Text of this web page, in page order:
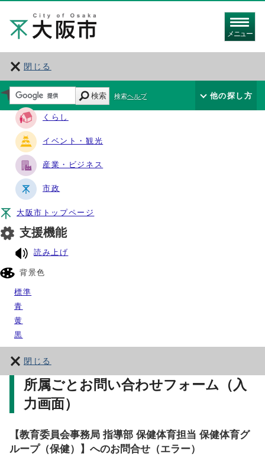
メニュー
閉じる
サイト・ナビ
くらし
イベント・観光
産業・ビジネス
市政
大阪市トップページ
支援機能
読み上げ
背景色
標準
青
黄
黒
閉じる
検索 検索ヘルプ 他の探し方
所属ごとお問い合わせフォーム（入
力画面）
【教育委員会事務局 指導部 保健体育担当 保健体育グ
ループ（保健）】へのお問合せ（エラー）